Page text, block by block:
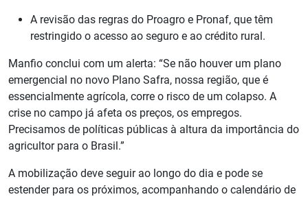
A revisão das regras do Proagro e Pronaf, que têm
restringido o acesso ao seguro e ao crédito rural.
Manfio conclui com um alerta: “Se não houver um plano
emergencial no novo Plano Safra, nossa região, que é
essencialmente agrícola, corre o risco de um colapso. A
crise no campo já afeta os preços, os empregos.
Precisamos de políticas públicas à altura da importância do
agricultor para o Brasil.”
A mobilização deve seguir ao longo do dia e pode se
estender para os próximos, acompanhando o calendário de